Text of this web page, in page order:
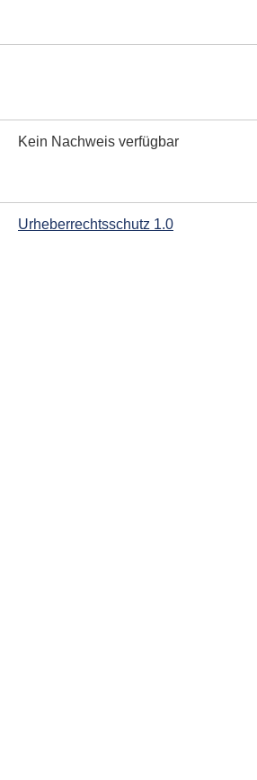
Kein Nachweis verfügbar
Urheberrechtsschutz 1.0